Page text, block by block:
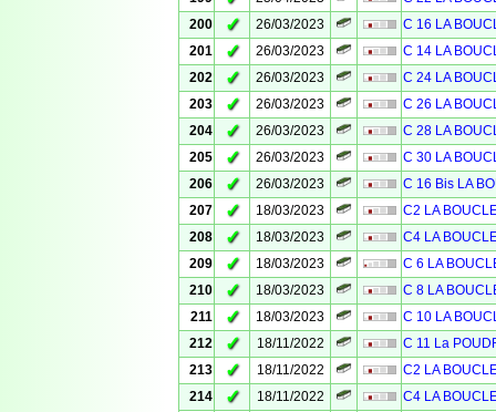
200
✓ 26/03/2023
C 16 LA
201
✓ 26/03/2023
C 14 LA
202
✓ 26/03/2023
C 24 LA
203
✓ 26/03/2023
C 26 LA
204
✓ 26/03/2023
C 28 LA
205
✓ 26/03/2023
C 30 LA
206
✓ 26/03/2023
C 16 Bis LA
207
✓ 18/03/2023
C2 LA
208
✓ 18/03/2023
C4 LA
209
✓ 18/03/2023
C 6 LA
210
✓ 18/03/2023
C 8 LA
211
✓ 18/03/2023
C 10 LA
212
✓ 18/11/2022
C 11 La
213
✓ 18/11/2022
C2 LA
214
✓ 18/11/2022
C4 LA